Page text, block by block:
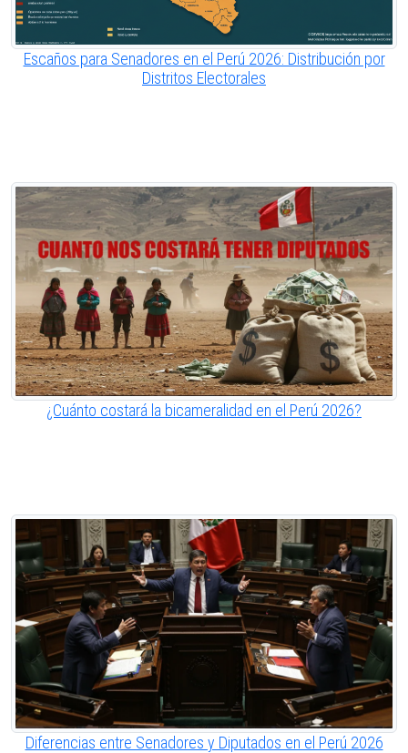
Escaños para Senadores en el Perú 2026: Distribución por
Distritos Electorales
¿Cuánto costará la bicameralidad en el Perú 2026?
Diferencias entre Senadores y Diputados en el Perú 2026